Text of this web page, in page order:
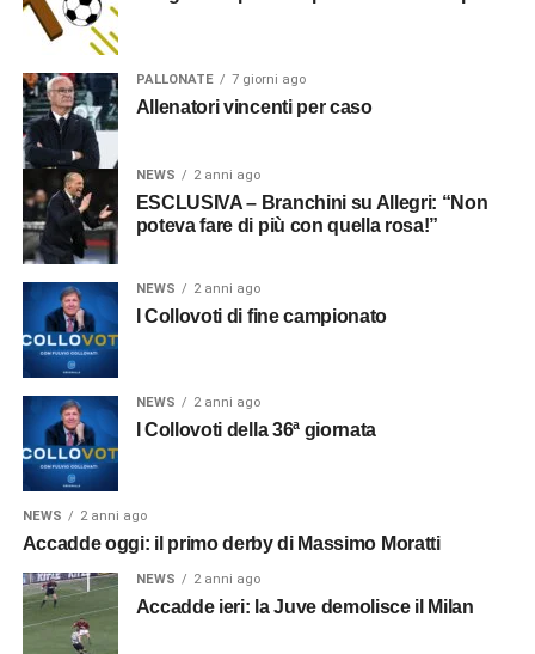
PALLONATE 7 giorni ago
Allenatori vincenti per caso
NEWS 2 anni ago
ESCLUSIVA – Branchini su Allegri: “Non
poteva fare di più con quella rosa!”
NEWS 2 anni ago
I Collovoti di fine campionato
NEWS 2 anni ago
I Collovoti della 36ª giornata
NEWS 2 anni ago
Accadde oggi: il primo derby di Massimo Moratti
NEWS 2 anni ago
Accadde ieri: la Juve demolisce il Milan